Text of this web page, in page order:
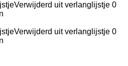
Verwijderd uit verlanglijstje 0
Verwijderd uit verlanglijstje 0